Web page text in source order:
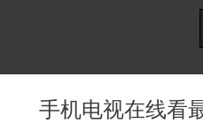
手机电视在线看